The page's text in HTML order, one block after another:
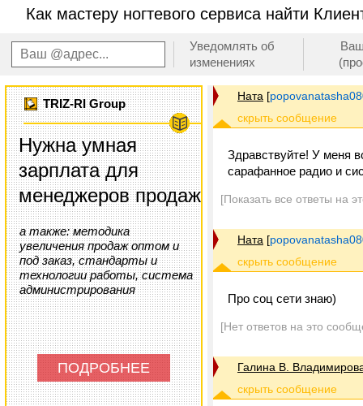
Как мастеру ногтевого сервиса найти
Уведомлять об
изменениях
TRIZ-RI Group
Нужна умная
зарплата для
менеджеров продаж
а также: методика
увеличения продаж оптом и
под заказ, стандарты и
технологии работы, система
администрирования
ПОДРОБНЕЕ
Ната [
Здравствуйте! У меня
сарафанное радио и
[Показать все ответы на
Ната [
Про соц сети знаю)
[Нет ответов на это
Галина В.